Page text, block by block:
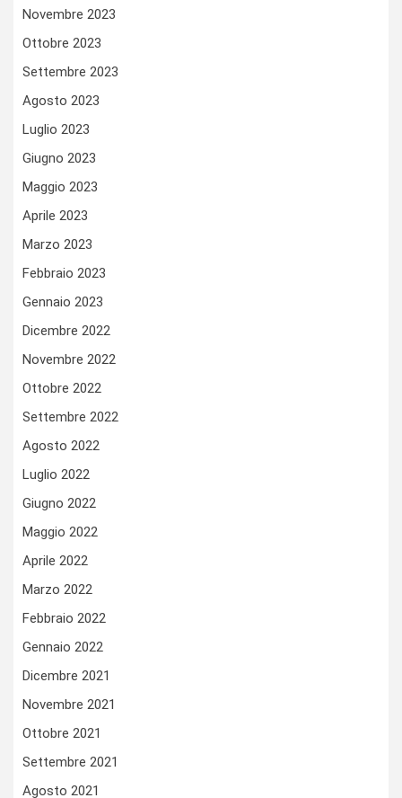
Novembre 2023
Ottobre 2023
Settembre 2023
Agosto 2023
Luglio 2023
Giugno 2023
Maggio 2023
Aprile 2023
Marzo 2023
Febbraio 2023
Gennaio 2023
Dicembre 2022
Novembre 2022
Ottobre 2022
Settembre 2022
Agosto 2022
Luglio 2022
Giugno 2022
Maggio 2022
Aprile 2022
Marzo 2022
Febbraio 2022
Gennaio 2022
Dicembre 2021
Novembre 2021
Ottobre 2021
Settembre 2021
Agosto 2021